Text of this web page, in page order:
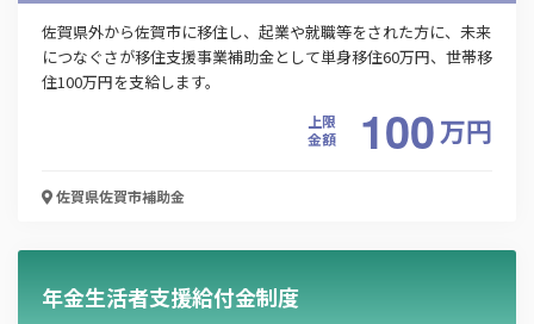
この補助金の情報をPDFダウンロード
令和７年度佐賀市乳児等通園支援事業（こども誰
お名前
会社名
佐賀県外から佐賀市に移住し、起業や就職等をされた方に、未来
につなぐさが移住支援事業補助金として単身移住60万円、世帯移
住100万円を支給します。
上限
金額
100万円
佐賀県佐賀市補助金
年金生活者支援給付金制度